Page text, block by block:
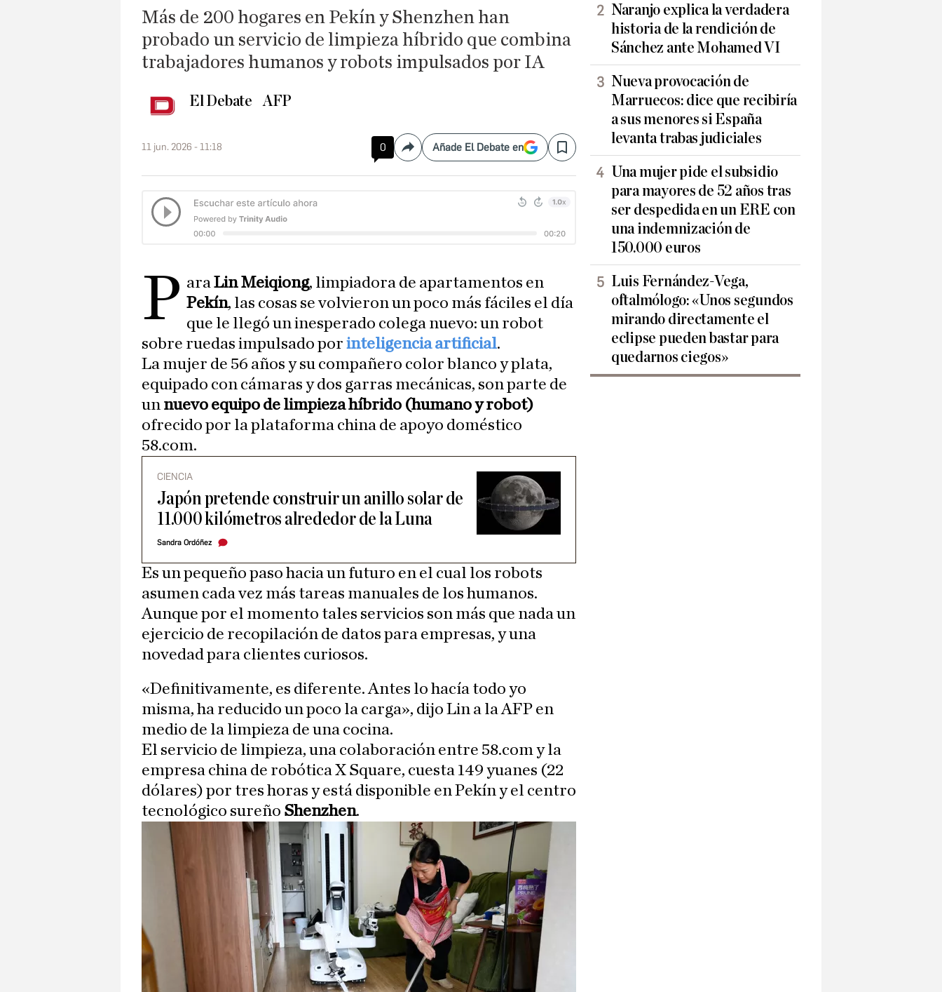
Más de 200 hogares en Pekín y Shenzhen han
probado un servicio de limpieza híbrido que combina
trabajadores humanos y robots impulsados por IA
El Debate AFP
11 jun. 2026 - 11:18 0 CompartirAñade El Debate en Save
P araLin Meiqiong, limpiadora de apartamentos en
Pekín, las cosas se volvieron un poco más fáciles el día
que le llegó un inesperado colega nuevo: un robot
sobre ruedas impulsado por inteligencia artificial.
La mujer de 56 años y su compañero color blanco y plata,
equipado con cámaras y dos garras mecánicas, son parte de
un nuevo equipo de limpieza híbrido (humano y robot)
ofrecido por la plataforma china de apoyo doméstico
58.com.
CIENCIA
Japón pretende construir un anillo solar de
11.000 kilómetros alrededor de la Luna
Sandra Ordóñez
Es un pequeño paso hacia un futuro en el cual los robots
asumen cada vez más tareas manuales de los humanos.
Aunque por el momento tales servicios son más que nada un
ejercicio de recopilación de datos para empresas, y una
novedad para clientes curiosos.
«Definitivamente, es diferente. Antes lo hacía todo yo
misma, ha reducido un poco la carga», dijo Lin a la AFP en
medio de la limpieza de una cocina.
El servicio de limpieza, una colaboración entre 58.com y la
empresa china de robótica X Square, cuesta 149 yuanes (22
dólares) por tres horas y está disponible en Pekín y el centro
tecnológico sureño Shenzhen.
Naranjo explica la verdadera
historia de la rendición de
Sánchez ante Mohamed VI
Nueva provocación de
Marruecos: dice que recibiría
a sus menores si España
levanta trabas judiciales
Una mujer pide el subsidio
para mayores de 52 años tras
ser despedida en un ERE con
una indemnización de
150.000 euros
Luis Fernández-Vega,
oftalmólogo: «Unos segundos
mirando directamente el
eclipse pueden bastar para
quedarnos ciegos»